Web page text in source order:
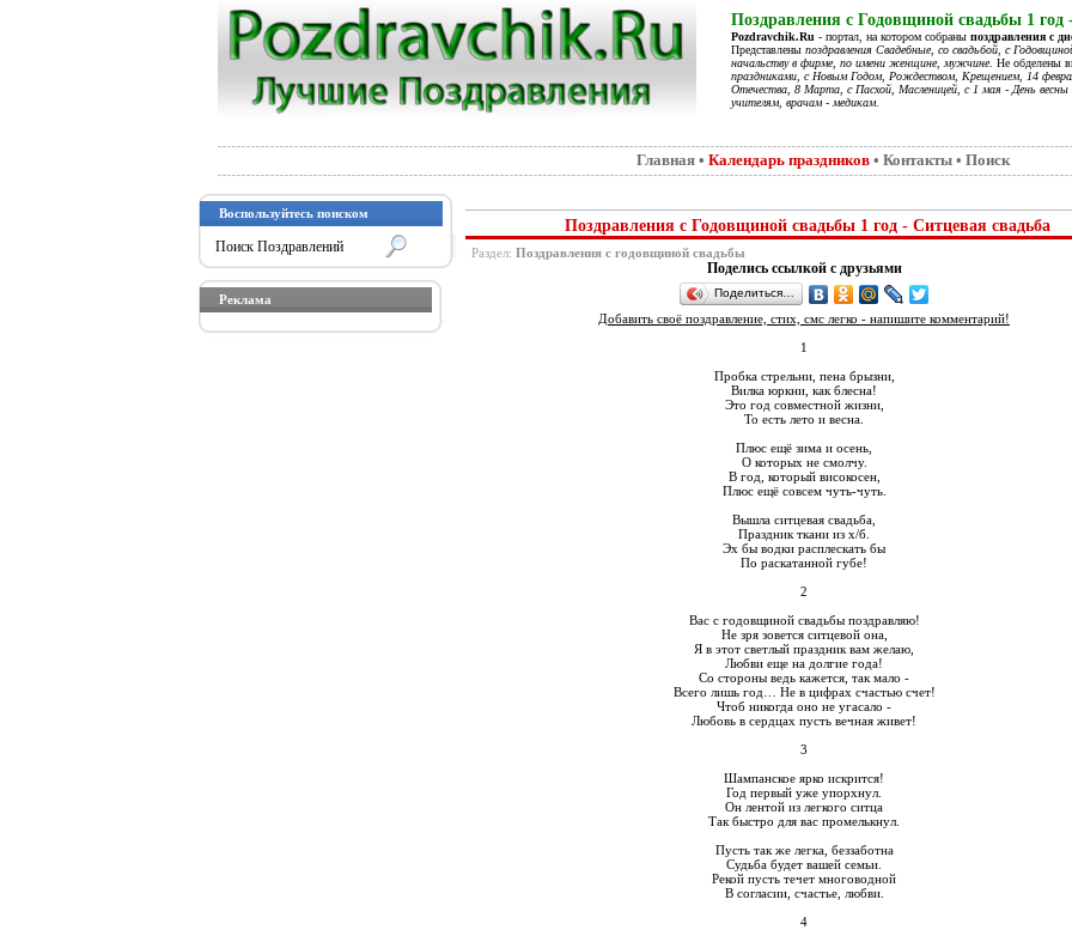
Поздравления с Годовщиной свадьбы 1 год
Pozdravchik.Ru - портал, на котором собраны поздравления с
Представлены поздравления Свадебные, со свадьбой, с
начальству в фирме, по имени женщине, мужчине. Не обделены
праздниками, с Новым Годом, Рождеством, Крещением, 14
Отечества, 8 Марта, с Пасхой, Масленицей, с 1 мая - День
учителям, врачам - медикам
Главная • Календарь праздников • Контакты • Поиск
Воспользуйтесь поиском
Реклама
Поздравления с Годовщиной свадьбы 1 год - Ситцевая свадьба
Раздел: Поздравления с годовщиной свадьбы
Поделись ссылкой с друзьями
Поделиться…
Добавить своё поздравление, стих, смс легко - напишите комментарий!
1
Пробка стрельни, пена брызни,
Вилка юркни, как блесна!
Это год совместной жизни,
То есть лето и весна.
Плюс ещё зима и осень,
О которых не смолчу.
В год, который високосен,
Плюс ещё совсем чуть-чуть.
Вышла ситцевая свадьба,
Праздник ткани из х/б.
Эх бы водки расплескать бы
По раскатанной губе!
2
Вас с годовщиной свадьбы поздравляю!
Не зря зовется ситцевой она,
Я в этот светлый праздник вам желаю,
Любви еще на долгие года!
Со стороны ведь кажется, так мало -
Всего лишь год… Не в цифрах счастью счет!
Чтоб никогда оно не угасало -
Любовь в сердцах пусть вечная живет!
3
Шампанское ярко искрится!
Год первый уже упорхнул.
Он лентой из легкого ситца
Так быстро для вас промелькнул.
Пусть так же легка, беззаботна
Судьба будет вашей семьи.
Рекой пусть течет многоводной
В согласии, счастье, любви.
4